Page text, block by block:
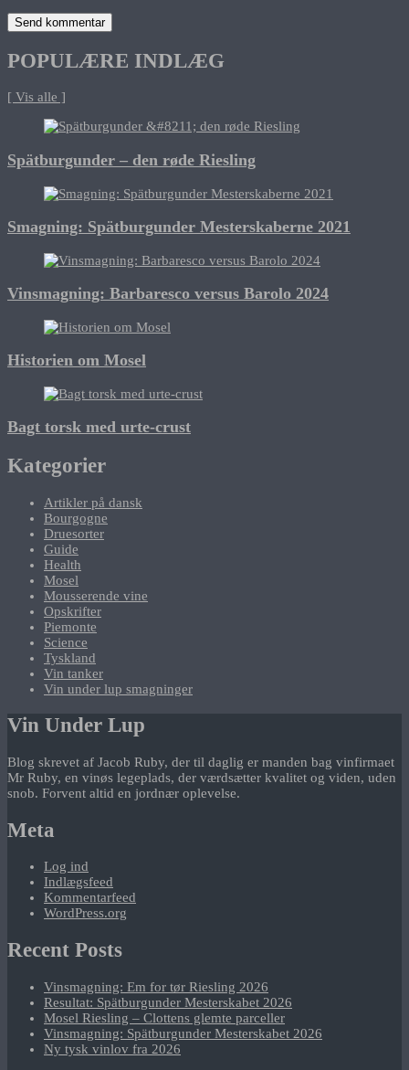
POPULÆRE INDLÆG
[ Vis alle ]
Spätburgunder – den røde Riesling
Smagning: Spätburgunder Mesterskaberne 2021
Vinsmagning: Barbaresco versus Barolo 2024
Historien om Mosel
Bagt torsk med urte-crust
Kategorier
Artikler på dansk
Bourgogne
Druesorter
Guide
Health
Mosel
Mousserende vine
Opskrifter
Piemonte
Science
Tyskland
Vin tanker
Vin under lup smagninger
Vin Under Lup
Blog skrevet af Jacob Ruby, der til daglig er manden bag vinfirmaet
Mr Ruby, en vinøs legeplads, der værdsætter kvalitet og viden, uden
snob. Forvent altid en jordnær oplevelse.
Meta
Log ind
Indlægsfeed
Kommentarfeed
WordPress.org
Recent Posts
Vinsmagning: Em for tør Riesling 2026
Resultat: Spätburgunder Mesterskabet 2026
Mosel Riesling – Clottens glemte parceller
Vinsmagning: Spätburgunder Mesterskabet 2026
Ny tysk vinlov fra 2026